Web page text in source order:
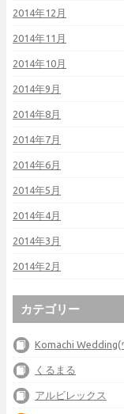
2014年12月
2014年11月
2014年10月
2014年9月
2014年8月
2014年7月
2014年6月
2014年5月
2014年4月
2014年3月
2014年2月
カテゴリー
Komachi Wedding(
くるまる
アルビレックス